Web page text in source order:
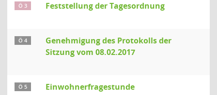
Ö 3 Feststellung der Tagesordnung
Ö 4
Genehmigung des Protokolls der
Sitzung vom 08.02.2017
Ö 5 Einwohnerfragestunde